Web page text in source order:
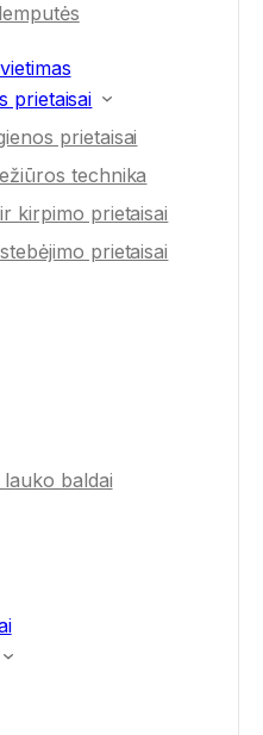
prietaisai
prietaisai
technika
kirpimo prietaisai
prietaisai
baldai